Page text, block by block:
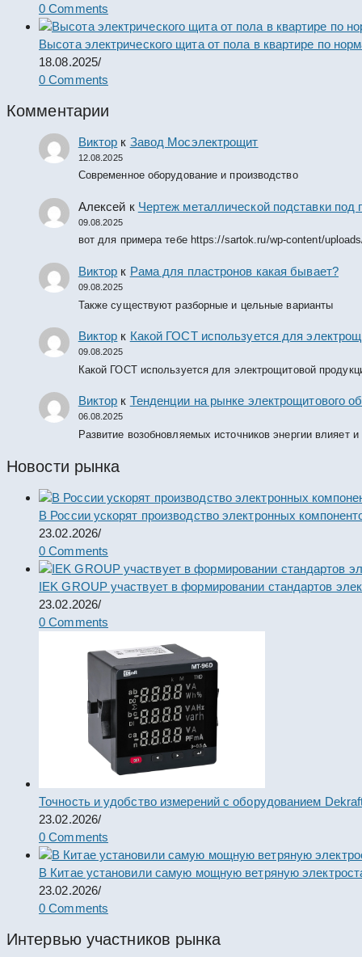
0 Comments
Высота электрического щита от пола в квартире по
18.08.2025/
0 Comments
Комментарии
Виктор к Завод Мосэлектрощит
12.08.2025
Современное оборудование и производство
Алексей к Чертеж металлической подставки
09.08.2025
вот для примера тебе https://sartok.ru/wp-content/
Виктор к Рама для пластронов какая бывает?
09.08.2025
Также существуют разборные и цельные варианты
Виктор к Какой ГОСТ используется для
09.08.2025
Какой ГОСТ используется для электрощитовой
Виктор к Тенденции на рынке электрощитового
06.08.2025
Развитие возобновляемых источников энергии влияет
Новости рынка
В России ускорят производство электронных
23.02.2026/
0 Comments
IEK GROUP участвует в формировании стандартов
23.02.2026/
0 Comments
Точность и удобство измерений с оборудованием
23.02.2026/
0 Comments
В Китае установили самую мощную ветряную
23.02.2026/
0 Comments
Интервью участников рынка